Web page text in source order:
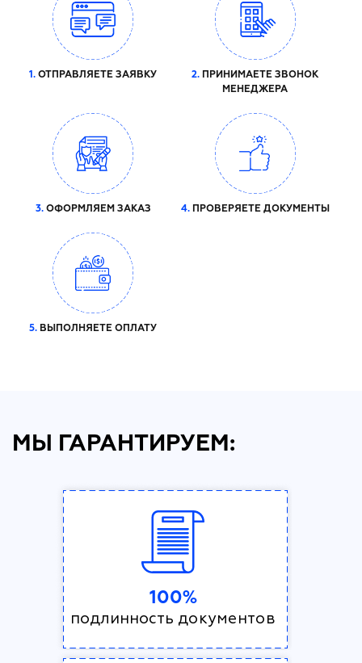
1. ОТПРАВЛЯЕТЕ ЗАЯВКУ 2. ПРИНИМАЕТЕ ЗВОНОК
МЕНЕДЖЕРА
3.ОФОРМЛЯЕМ ЗАКАЗ 4.ПРОВЕРЯЕТЕ ДОКУМЕНТЫ
5. ВЫПОЛНЯЕТЕ ОПЛАТУ
МЫ ГАРАНТИРУЕМ:
100%
подлинность документов